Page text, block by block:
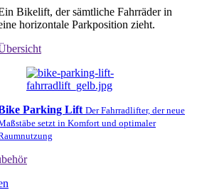
Bikelift, der sämtliche Fahrräder in
horizontale Parkposition zieht.
Parking Lift Der Fahrradlifter, der neue
setzt in Komfort und optimaler